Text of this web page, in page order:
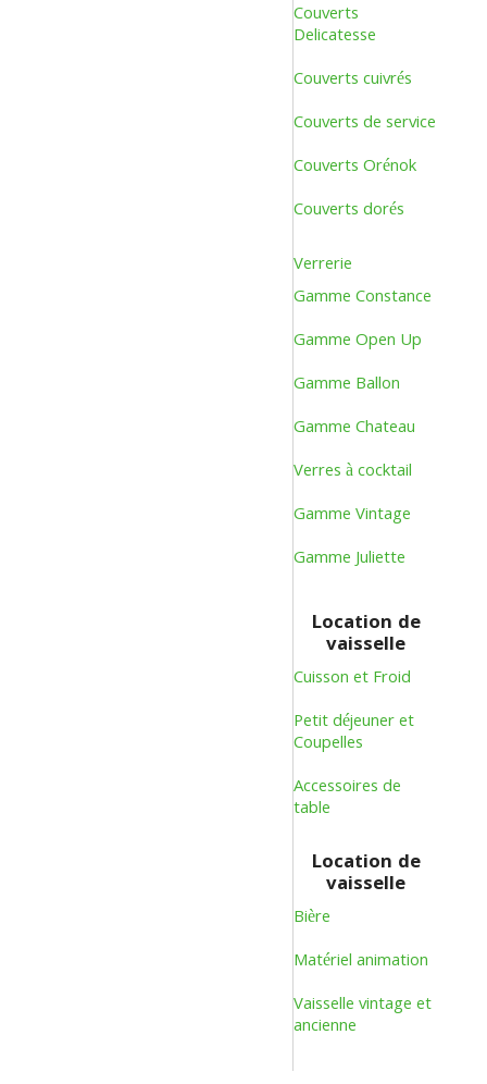
Couverts
Delicatesse
Couverts cuivrés
Couverts de service
Couverts Orénok
Couverts dorés
Verrerie
Gamme Constance
Gamme Open Up
Gamme Ballon
Gamme Chateau
Verres à cocktail
Gamme Vintage
Gamme Juliette
Location de
vaisselle
Cuisson et Froid
Petit déjeuner et
Coupelles
Accessoires de
table
Location de
vaisselle
Bière
Matériel animation
Vaisselle vintage et
ancienne